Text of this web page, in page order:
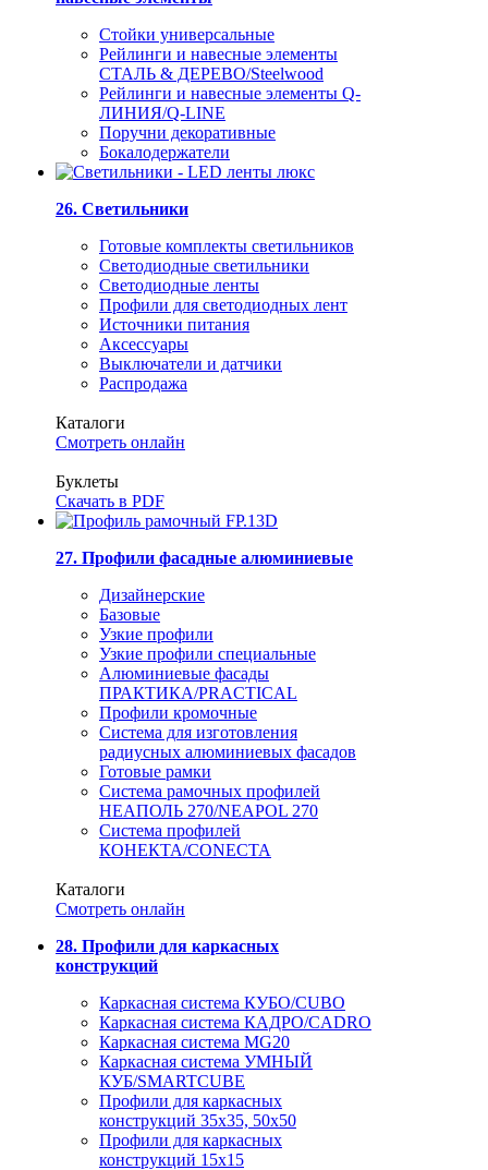
Стойки универсальные
Рейлинги и навесные элементы
СТАЛЬ & ДЕРЕВО/Steelwood
Рейлинги и навесные элементы Q-
ЛИНИЯ/Q-LINE
Поручни декоративные
Бокалодержатели
26. Светильники
Готовые комплекты светильников
Светодиодные светильники
Светодиодные ленты
Профили для светодиодных лент
Источники питания
Аксессуары
Выключатели и датчики
Распродажа
Каталоги
Смотреть онлайн
Буклеты
Скачать в PDF
27. Профили фасадные алюминиевые
Дизайнерские
Базовые
Узкие профили
Узкие профили специальные
Алюминиевые фасады
ПРАКТИКА/PRACTICAL
Профили кромочные
Система для изготовления
радиусных алюминиевых фасадов
Готовые рамки
Система рамочных профилей
НЕАПОЛЬ 270/NEAPOL 270
Система профилей
КОНЕКТА/CONECTA
Каталоги
Смотреть онлайн
28. Профили для каркасных
конструкций
Каркасная система КУБО/CUBO
Каркасная система КАДРО/CADRO
Каркасная система MG20
Каркасная система УМНЫЙ
КУБ/SMARTCUBE
Профили для каркасных
конструкций 35x35, 50x50
Профили для каркасных
конструкций 15х15